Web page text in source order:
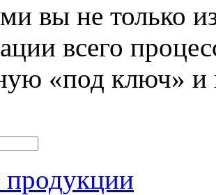
вы не только
всего
«под ключ» и
продукции